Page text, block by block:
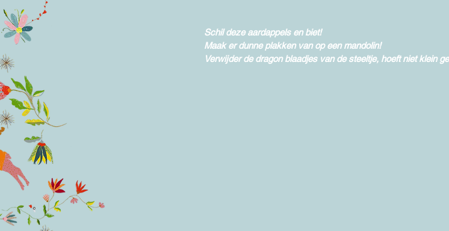
Schil deze aardappels en biet!
Maak er dunne plakken van op een mandolin!
Verwijder de dragon blaadjes van de steeltje, hoeft niet klein